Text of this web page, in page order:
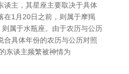
谈主，其星座主要取决于具体
在1月20日之前，则属于摩羯
属于水瓶座。由于农历与公历
合具体年份的农历与公历对照
东谈主频繁被神情为